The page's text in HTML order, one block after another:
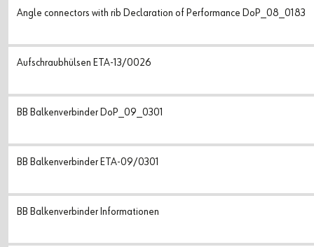
Angle connectors with rib Declaration of Performance DoP_08_0183
Aufschraubhülsen ETA-13/0026
BB Balkenverbinder DoP_09_0301
BB Balkenverbinder ETA-09/0301
BB Balkenverbinder Informationen